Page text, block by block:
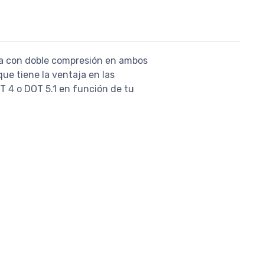
doble compresión en ambos
tiene la ventaja en las
4 o DOT 5.1 en función de tu